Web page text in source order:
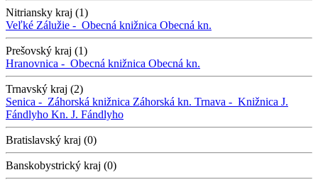
Nitriansky kraj (1)
Veľké Zálužie - Obecná knižnica Obecná kn.
Prešovský kraj (1)
Hranovnica - Obecná knižnica Obecná kn.
Trnavský kraj (2)
Senica - Záhorská knižnica Záhorská kn. Trnava - Knižnica J.
Fándlyho Kn. J. Fándlyho
Bratislavský kraj (0)
Banskobystrický kraj (0)